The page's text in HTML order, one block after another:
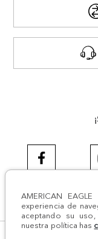
AMERICAN
experiencia de
aceptando su
nuestra política has